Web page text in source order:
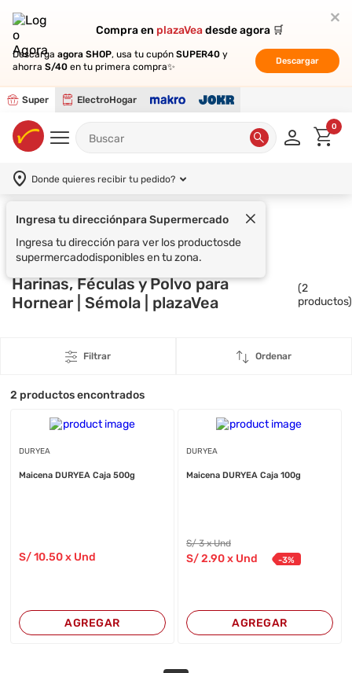
Compra en plazaVeadesde agora 🛒
Descarga agora SHOP, usa tu cupón SUPER40 y
ahorra S/40 en tu primera compra✨
Descargar
Super ElectroHogar
Compra en plazaVeadesde agora 🛒
Descarga agora SHOP, usa tu cupón SUPER40 y
ahorra S/40 en tu primera compra✨
Descargar
0
Donde quieres recibir tu pedido?
Ingresa tu direcciónpara Supermercado
Ingresa tu dirección para ver los productosde
supermercadodisponibles en tu zona.
Supermercado DURYEA
Harinas, Féculas y Polvo para
Hornear | Sémola | plazaVea
(2
productos)
Filtrar Ordenar
2 productos encontrados
DURYEA
Maicena DURYEA Caja 500g
S/10.50 x Und
AGREGAR
DURYEA
Maicena DURYEA Caja 100g
S/3 x Und
S/2.90x Und -3%
AGREGAR